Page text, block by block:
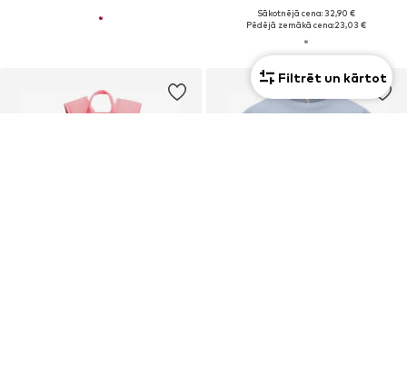
Sākotnējā cena: 32,90 €
Pēdējā zemākā cena:23,03 €
Filtrēt un kārtot